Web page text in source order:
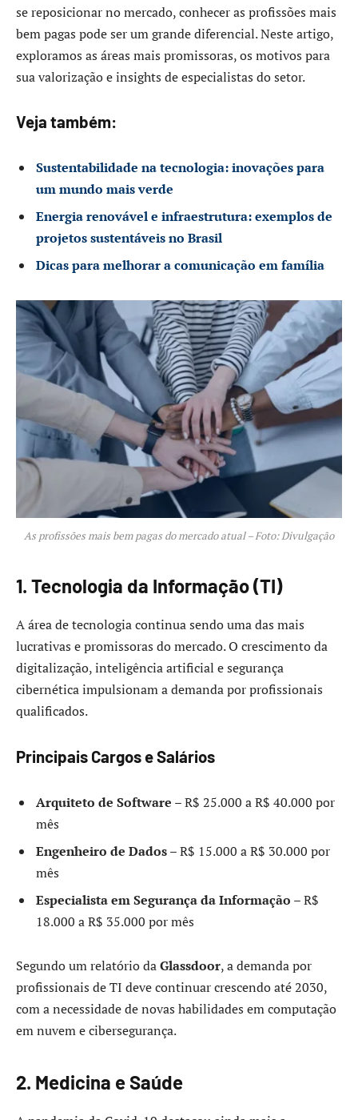
se reposicionar no mercado, conhecer as profissões mais
bem pagas pode ser um grande diferencial. Neste artigo,
exploramos as áreas mais promissoras, os motivos para
sua valorização e insights de especialistas do setor.
Veja também:
Sustentabilidade na tecnologia: inovações para
um mundo mais verde
Energia renovável e infraestrutura: exemplos de
projetos sustentáveis no Brasil
Dicas para melhorar a comunicação em família
As profissões mais bem pagas do mercado atual – Foto: Divulgação
1. Tecnologia da Informação (TI)
A área de tecnologia continua sendo uma das mais
lucrativas e promissoras do mercado. O crescimento da
digitalização, inteligência artificial e segurança
cibernética impulsionam a demanda por profissionais
qualificados.
Principais Cargos e Salários
Arquiteto de Software – R$ 25.000 a R$ 40.000 por
mês
Engenheiro de Dados– R$ 15.000 a R$ 30.000 por
mês
Especialista em Segurança da Informação – R$
18.000 a R$ 35.000 por mês
Segundo um relatório daGlassdoor, a demanda por
profissionais de TI deve continuar crescendo até 2030,
com a necessidade de novas habilidades em computação
em nuvem e cibersegurança.
2. Medicina e Saúde